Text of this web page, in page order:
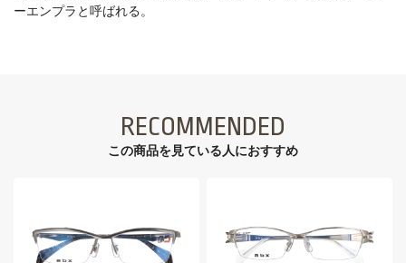
ーエンプラと呼ばれる。
RECOMMENDED
この商品を見ている⼈におすすめ